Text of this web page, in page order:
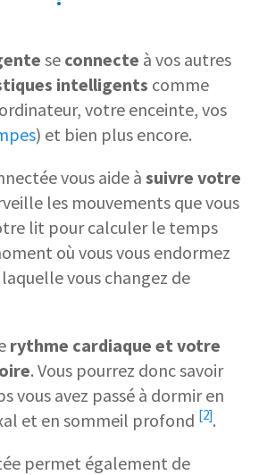
se connecte à vos autres
intelligents comme
votre enceinte, vos
) et bien plus encore.
vous aide à suivre votre
les mouvements que vous
lit pour calculer le temps
où vous vous endormez
vous changez de
rythme cardiaque et votre
. Vous pourrez donc savoir
vous avez passé à dormir en
et en sommeil profond [2].
permet également de